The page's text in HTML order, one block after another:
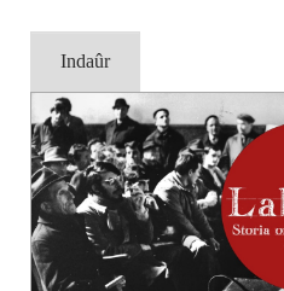
Indaûr